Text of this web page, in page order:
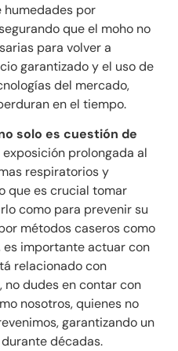
humedades por
que el moho no
para volver a
garantizado y el uso de
del mercado,
en el tiempo.
solo es cuestión de
exposición prolongada al
respiratorios y
que es crucial tomar
como para prevenir su
métodos caseros como
importante actuar con
relacionado con
no dudes en contar con
nosotros, quienes no
garantizando un
décadas.